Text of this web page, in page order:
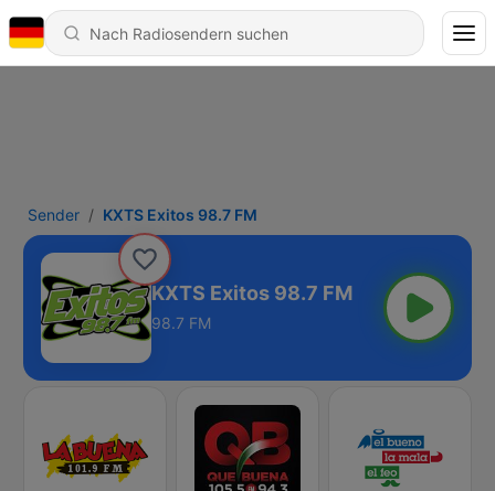
Sender KXTS Exitos 98.7 FM
KXTS Exitos 98.7 FM
98.7 FM